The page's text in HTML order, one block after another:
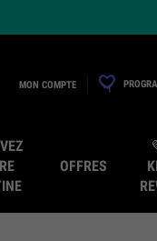
MON COMPTE
OFFRES